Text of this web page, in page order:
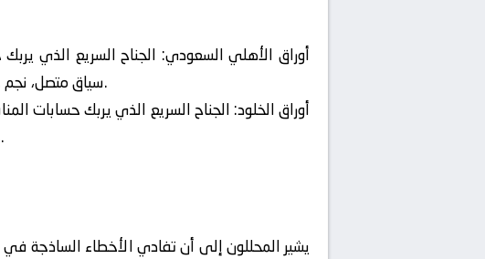
أوراق الأهلي السعودي: الجناح السريع الذي
سياق متصل، نجم خط الهجوم الذي يفرض سيطرته بسرعته الفائقة ومهاراته الاستثنائية في اختراق أعتى الدفاعات.
أوراق الخلود: الجناح السريع الذي يربك حسابات
خط الهجوم الذي يفرض سيطرته بسرعته الفائقة ومهاراته الاستثنائية في اختراق أعتى الدفاعات.
يشير المحللون إلى أن تفادي الأخطاء